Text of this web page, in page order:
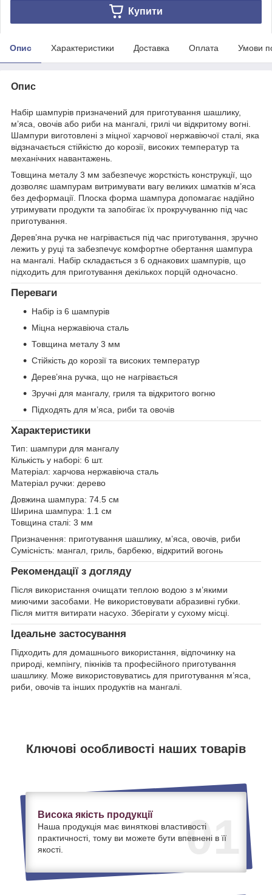
Купити
Опис Характеристики Доставка Оплата Умови
Опис
Набір шампурів призначений для приготування шашлику,
м’яса, овочів або риби на мангалі, грилі чи відкритому вогні.
Шампури виготовлені з міцної харчової нержавіючої сталі, яка
відзначається стійкістю до корозії, високих температур та
механічних навантажень.
Товщина металу 3 мм забезпечує жорсткість конструкції, що
дозволяє шампурам витримувати вагу великих шматків м’яса
без деформації. Плоска форма шампура допомагає надійно
утримувати продукти та запобігає їх прокручуванню під час
приготування.
Дерев’яна ручка не нагрівається під час приготування, зручно
лежить у руці та забезпечує комфортне обертання шампура
на мангалі. Набір складається з 6 однакових шампурів, що
підходить для приготування декількох порцій одночасно.
Переваги
Набір із 6 шампурів
Міцна нержавіюча сталь
Товщина металу 3 мм
Стійкість до корозії та високих температур
Дерев’яна ручка, що не нагрівається
Зручні для мангалу, гриля та відкритого вогню
Підходять для м’яса, риби та овочів
Характеристики
Тип: шампури для мангалу
Кількість у наборі: 6 шт.
Матеріал: харчова нержавіюча сталь
Матеріал ручки: дерево
Довжина шампура: 74.5 см
Ширина шампура: 1.1 см
Товщина сталі: 3 мм
Призначення: приготування шашлику, м’яса, овочів, риби
Сумісність: мангал, гриль, барбекю, відкритий вогонь
Рекомендації з догляду
Після використання очищати теплою водою з м’якими
миючими засобами. Не використовувати абразивні губки.
Після миття витирати насухо. Зберігати у сухому місці.
Ідеальне застосування
Підходить для домашнього використання, відпочинку на
природі, кемпінгу, пікніків та професійного приготування
шашлику. Може використовуватись для приготування м’яса,
риби, овочів та інших продуктів на мангалі.
Ключові особливості наших товарів
01
Висока якість продукції
Наша продукція має виняткові властивості
практичності, тому ви можете бути впевнені в її
якості.